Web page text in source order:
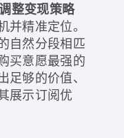
整变现策略
并精准定位。
自然分段相匹
买意愿最强的
足够的价值、
展示订阅优